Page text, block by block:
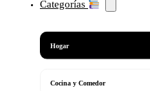
Categorías
Hogar
Cocina y Comedor